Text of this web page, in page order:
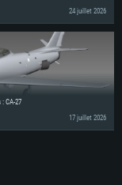
24 juillet 2026
CA-27
17 juillet 2026